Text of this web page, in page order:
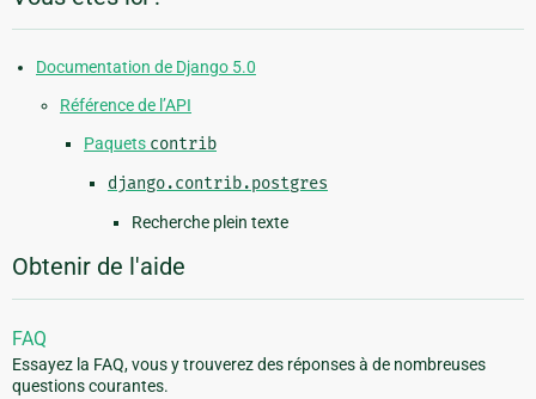
Documentation de Django 5.0
Référence de l’API
Paquets contrib
django.contrib.postgres
Recherche plein texte
Obtenir de l'aide
FAQ
Essayez la FAQ, vous y trouverez des réponses à de nombreuses
questions courantes.